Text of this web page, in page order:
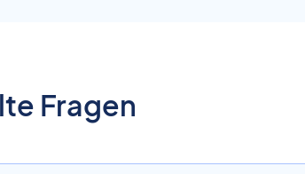
Fragen